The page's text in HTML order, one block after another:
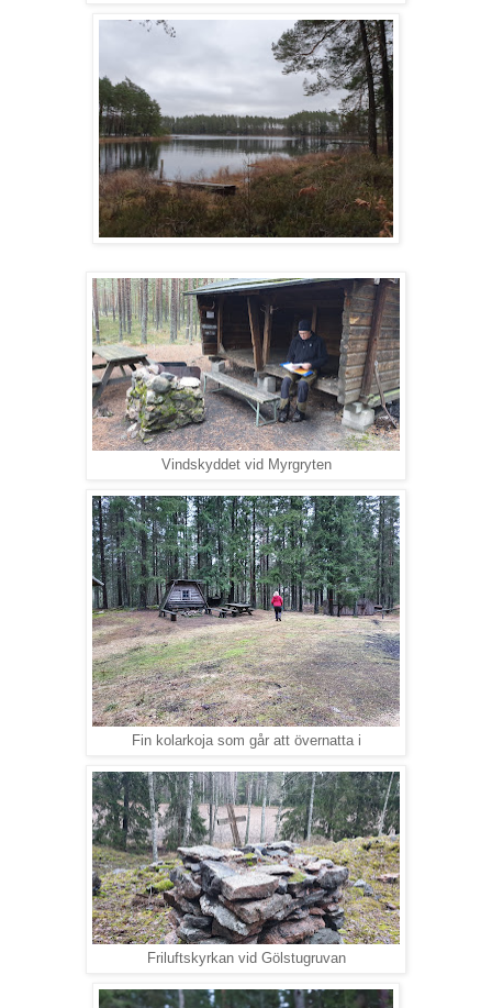
Vindskyddet vid Myrgryten
Fin kolarkoja som går att övernatta i
Friluftskyrkan vid Gölstugruvan